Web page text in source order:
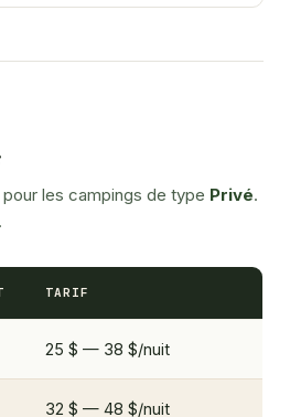
les campings de type Privé.
TARIF
25 $ — 38 $/nuit
32 $ — 48 $/nuit